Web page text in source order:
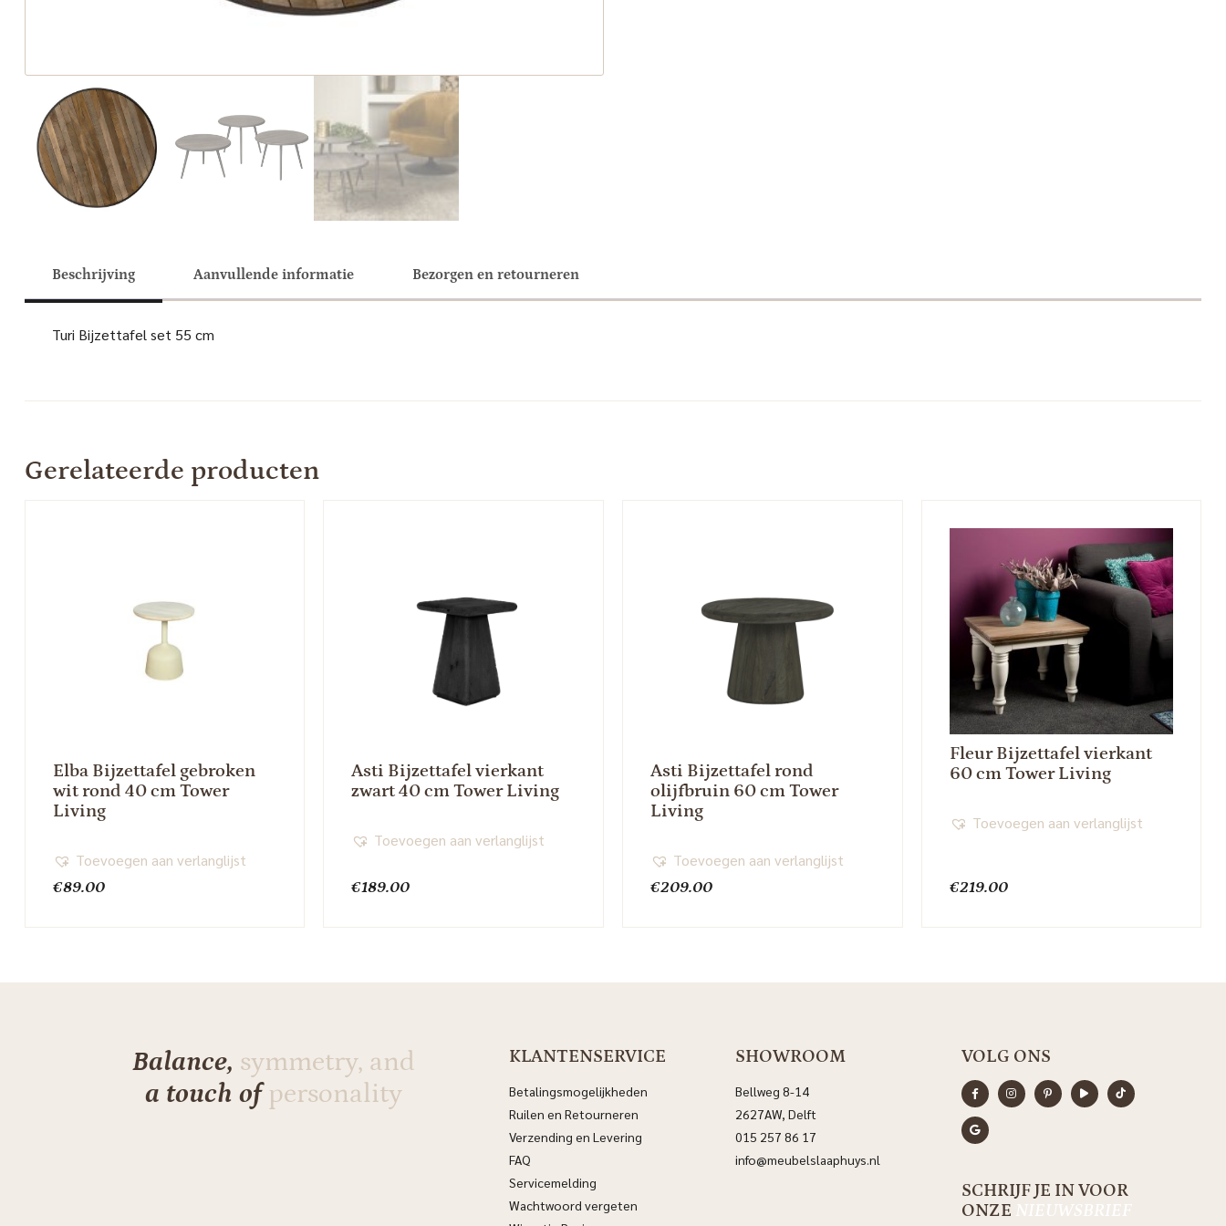
Beschrijving Aanvullende informatie Bezorgen en retourneren
Turi Bijzettafel set 55 cm
Gerelateerde producten
Elba Bijzettafel gebroken
wit rond 40 cm Tower
Living
€89.00
Toevoegen aan verlanglijst
Asti Bijzettafel vierkant
zwart 40 cm Tower Living
€189.00
Toevoegen aan verlanglijst
Asti Bijzettafel rond
olijfbruin 60 cm Tower
Living
€209.00
Toevoegen aan verlanglijst
Fleur Bijzettafel vierkant
60 cm Tower Living
€219.00
Toevoegen aan verlanglijst
Balance, symmetry, and
a touch ofpersonality
KLANTENSERVICE
Betalingsmogelijkheden
Ruilen en Retourneren
Verzending en Levering
FAQ
Servicemelding
Wachtwoord vergeten
SHOWROOM
Bellweg 8-14
2627AW, Delft
015 257 86 17
info@meubelslaaphuys.nl
VOLG ONS
SCHRIJF JE IN VOOR
ONZE NIEUWSBRIEF